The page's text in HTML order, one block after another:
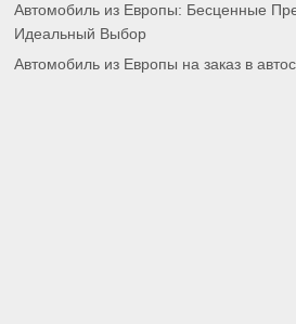
Автомобиль из Европы: Бесценные
Идеальный Выбор
Автомобиль из Европы на заказ в